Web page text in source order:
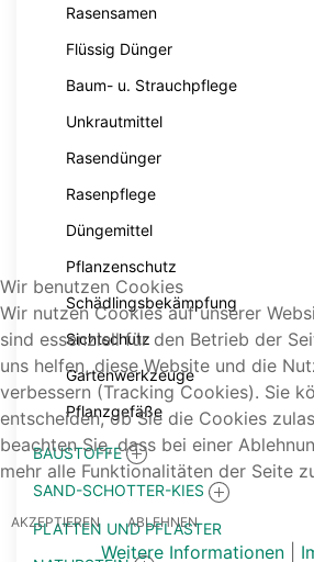
Rasensamen
Flüssig Dünger
Baum- u. Strauchpflege
Unkrautmittel
Rasendünger
Rasenpflege
Düngemittel
Pflanzenschutz
Schädlingsbekämpfung
Sichtschutz
Gartenwerkzeuge
Pflanzgefäße
BAUSTOFFE
SAND-SCHOTTER-KIES
PLATTEN UND PFLASTER
Wir benutzen Cookies
Wir nutzen Cookies auf unserer
sind essenziell für den Betrieb der
uns helfen, diese Website und die
verbessern (Tracking Cookies). Sie
entscheiden, ob Sie die Cookies
beachten Sie, dass bei einer
mehr alle Funktionalitäten der Seite
AKZEPTIEREN ABLEHNEN
Weitere Informationen